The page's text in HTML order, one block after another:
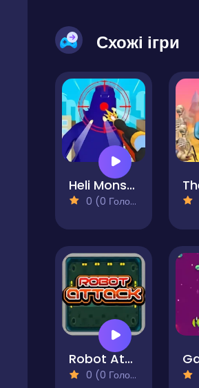
Схожі ігри
Heli Monsters Giant Hunter
0 (0 Голосів)
Robot Attack
0 (0 Голосів)